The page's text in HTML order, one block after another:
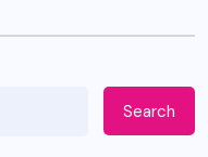
Search